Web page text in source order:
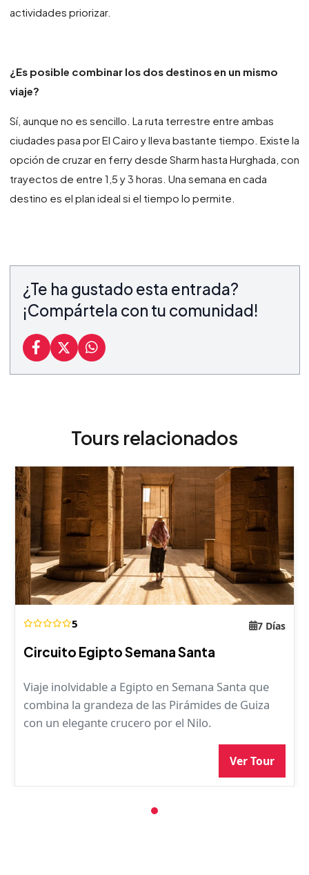
actividades priorizar.
¿Es posible combinar los dos destinos en un mismo
viaje?
Sí, aunque no es sencillo. La ruta terrestre entre ambas
ciudades pasa por El Cairo y lleva bastante tiempo. Existe la
opción de cruzar en ferry desde Sharm hasta Hurghada, con
trayectos de entre 1,5 y 3 horas. Una semana en cada
destino es el plan ideal si el tiempo lo permite.
¿Te ha gustado esta entrada?
¡Compártela con tu comunidad!
Tours relacionados
5 7 Días
Circuito Egipto Semana Santa
Viaje inolvidable a Egipto en Semana Santa que
combina la grandeza de las Pirámides de Guiza
con un elegante crucero por el Nilo.
Ver Tour